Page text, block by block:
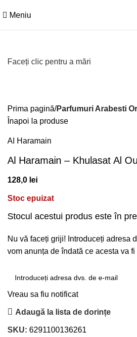
Meniu
Faceți clic pentru a mări
Prima pagină Parfumuri Arabesti
Înapoi la produse
Al Haramain
Al Haramain – Khulasat Al
128,0 lei
Stoc epuizat
Stocul acestui produs este în
Nu vă faceți griji! Introduceți adresa
vom anunța de îndată ce acesta va
Vreau sa fiu notificat
Adaugă la lista de dorințe
SKU: 6291100136261